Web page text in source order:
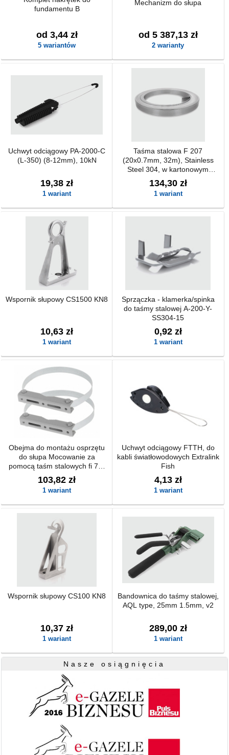
fundamentu B
od 3,44 zł
5 wariantów
Mechanizm do słupa
od 5 387,13 zł
2 warianty
Uchwyt odciągowy PA-2000-C
(L-350) (8-12mm), 10kN
19,38 zł
1 wariant
Taśma stalowa F 207
(20x0.7mm, 32m), Stainless
Steel 304, w kartonowym
opakowaniu
134,30 zł
1 wariant
Wspornik słupowy CS1500 KN8
10,63 zł
1 wariant
Sprzączka - klamerka/spinka
do taśmy stalowej A-200-Y-
SS304-15
0,92 zł
1 wariant
Obejma do montażu osprzętu
do słupa Mocowanie za
pomocą taśm stalowych fi 70-
280mm
103,82 zł
1 wariant
Uchwyt odciągowy FTTH, do
kabli światłowodowych Extralink
Fish
4,13 zł
1 wariant
Wspornik słupowy CS100 KN8
10,37 zł
1 wariant
Bandownica do taśmy stalowej,
AQL type, 25mm 1.5mm, v2
289,00 zł
1 wariant
Nasze osiągnięcia